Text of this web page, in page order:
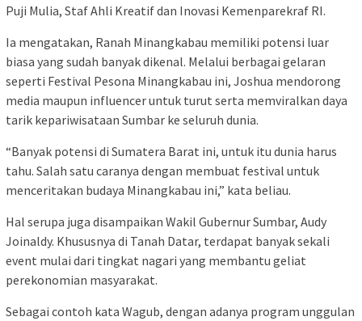
Puji Mulia, Staf Ahli Kreatif dan Inovasi Kemenparekraf RI.
Ia mengatakan, Ranah Minangkabau memiliki potensi luar
biasa yang sudah banyak dikenal. Melalui berbagai gelaran
seperti Festival Pesona Minangkabau ini, Joshua mendorong
media maupun influencer untuk turut serta memviralkan daya
tarik kepariwisataan Sumbar ke seluruh dunia.
“Banyak potensi di Sumatera Barat ini, untuk itu dunia harus
tahu. Salah satu caranya dengan membuat festival untuk
menceritakan budaya Minangkabau ini,” kata beliau.
Hal serupa juga disampaikan Wakil Gubernur Sumbar, Audy
Joinaldy. Khususnya di Tanah Datar, terdapat banyak sekali
event mulai dari tingkat nagari yang membantu geliat
perekonomian masyarakat.
Sebagai contoh kata Wagub, dengan adanya program unggulan